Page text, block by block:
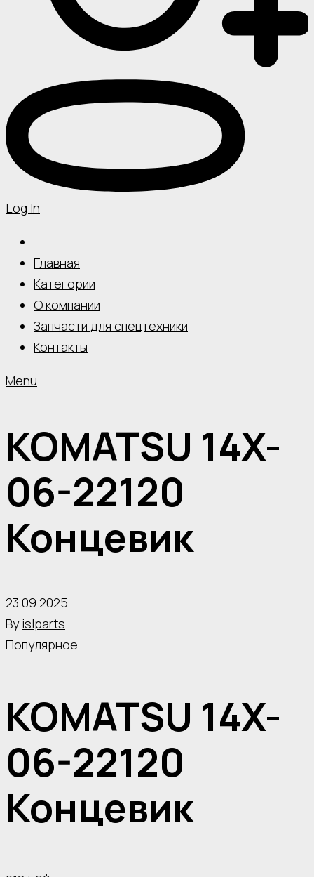
Log In
Главная
Категории
О компании
Запчасти для спецтехники
Контакты
Menu
KOMATSU 14X-
06-22120
Концевик
23.09.2025
By islparts
Популярное
KOMATSU 14X-
06-22120
Концевик